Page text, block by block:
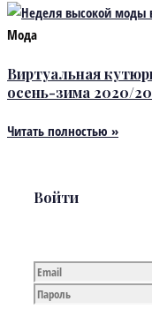
Мода
Виртуальная
осень-зима 2020/
Читать полностью »
Войти